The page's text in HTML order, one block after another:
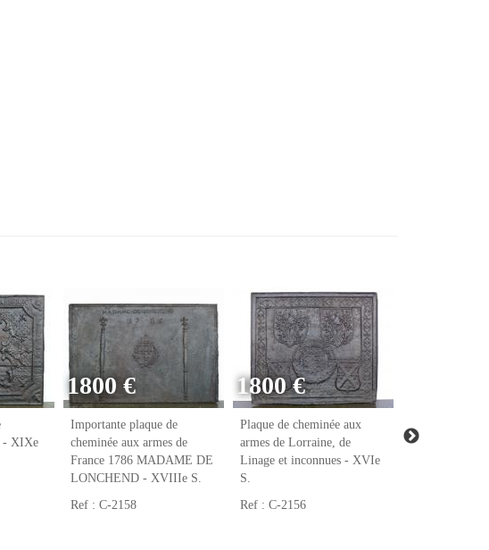
- XIXe
1800 €
Importante plaque de
cheminée aux armes de
France 1786 MADAME DE
LONCHEND - XVIIIe S.
Ref : C-2158
1800 €
Plaque de cheminée aux
armes de Lorraine, de
Linage et inconnues - XVIe
S.
Ref : C-2156
Plaque de
armes de